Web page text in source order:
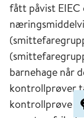
fått påvist EIEC
barnehage når
kontrollprøver
kontrollprøve